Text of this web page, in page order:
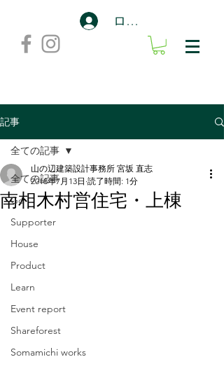
ログイン
記事
全ての記事
Go
Supporter
House
Product
Learn
Event report
Shareforest
Somamichi works
全ての記事
南相木村営住宅・上棟
山の辺建築設計事務所 宮坂 直志
2018年7月13日 読了時間: 1分